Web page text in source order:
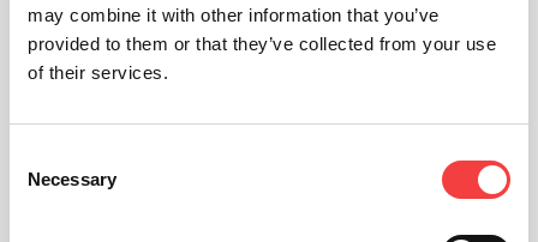
may combine it with other information that you’ve
provided to them or that they’ve collected from your use
of their services.
Selection
Necessary